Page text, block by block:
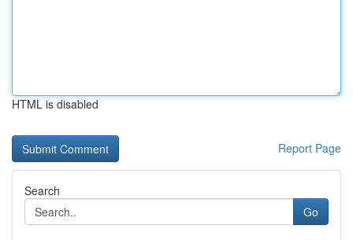
HTML is disabled
Report Page
Search
Go